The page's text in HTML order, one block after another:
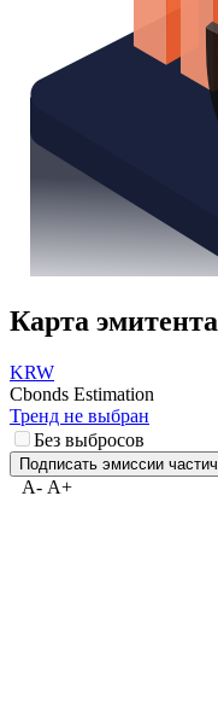
Карта эмитента
KRW
Cbonds Estimation
Тренд не выбран
Без выбросов